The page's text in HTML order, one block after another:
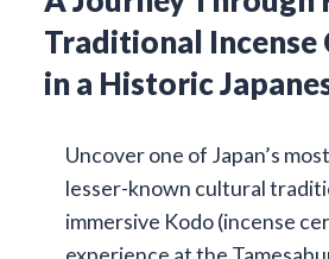
Traditional Incense
in a Historic
Uncover one of Japan’s
lesser-known cultural
immersive Kodo (incense